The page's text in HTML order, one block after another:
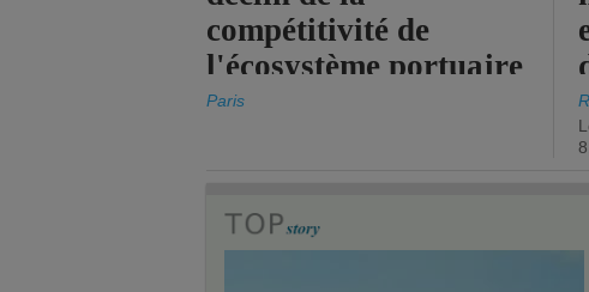
compétitivité de
l'écosystème portuaire
de l'État.
Paris